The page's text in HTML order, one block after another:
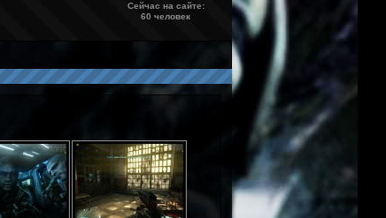
Сейчас на сайте:
60 человек